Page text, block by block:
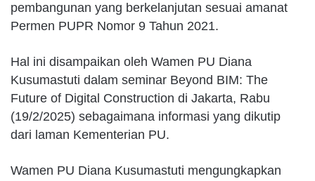
pembangunan yang berkelanjutan sesuai amanat
Permen PUPR Nomor 9 Tahun 2021.
Hal ini disampaikan oleh Wamen PU Diana
Kusumastuti dalam seminar Beyond BIM: The
Future of Digital Construction di Jakarta, Rabu
(19/2/2025) sebagaimana informasi yang dikutip
dari laman Kementerian PU.
Wamen PU Diana Kusumastuti mengungkapkan